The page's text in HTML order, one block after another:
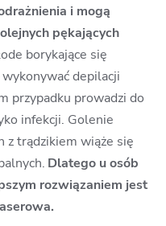
i mogą
pękających
borykające się
depilacji
przypadku prowadzi do
infekcji. Golenie
z trądzikiem wiąże się
Dlatego u osób
rozwiązaniem jest